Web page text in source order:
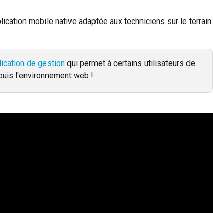
mobile native adaptée aux techniciens sur le terrain.
de gestion qui permet à certains utilisateurs de
l'environnement web !